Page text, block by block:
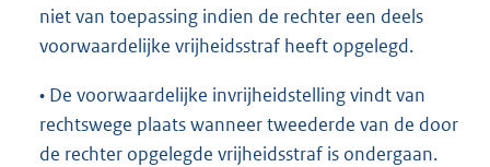
niet van toepassing indien de rechter een deels
voorwaardelijke vrijheidsstraf heeft opgelegd.
• De voorwaardelijke invrijheidstelling vindt van
rechtswege plaats wanneer tweederde van de door
de rechter opgelegde vrijheidsstraf is ondergaan.